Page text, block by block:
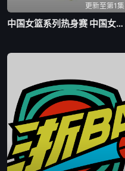
更新至第1集
中国女篮系列热身赛 中国女篮VS尼日利亚女篮20260807